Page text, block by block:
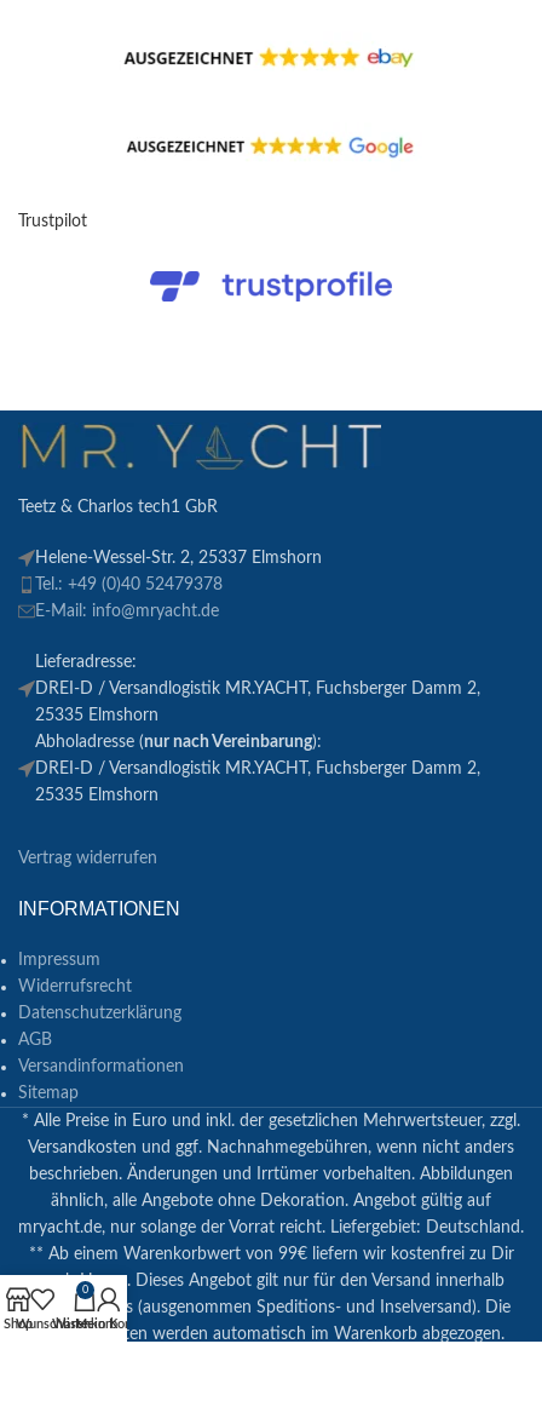
Trustpilot
Teetz & Charlos tech1 GbR
Helene-Wessel-Str. 2, 25337 Elmshorn
Tel.: +49 (0)40 52479378
E-Mail: info@mryacht.de
Lieferadresse:
DREI-D / Versandlogistik MR.YACHT, Fuchsberger Damm 2,
25335 Elmshorn
Abholadresse (nur nach Vereinbarung):
DREI-D / Versandlogistik MR.YACHT, Fuchsberger Damm 2,
25335 Elmshorn
Vertrag widerrufen
INFORMATIONEN
Impressum
Widerrufsrecht
Datenschutzerklärung
AGB
Versandinformationen
Sitemap
* Alle Preise in Euro und inkl. der gesetzlichen Mehrwertsteuer, zzgl.
Versandkosten und ggf. Nachnahmegebühren, wenn nicht anders
beschrieben. Änderungen und Irrtümer vorbehalten. Abbildungen
ähnlich, alle Angebote ohne Dekoration. Angebot gültig auf
mryacht.de, nur solange der Vorrat reicht. Liefergebiet: Deutschland.
** Ab einem Warenkorbwert von 99€ liefern wir kostenfrei zu Dir
nach Hause. Dieses Angebot gilt nur für den Versand innerhalb
Deutschlands (ausgenommen Speditions- und Inselversand). Die
Versandkosten werden automatisch im Warenkorb abgezogen.
Shop
Wunschliste
0
Warenkorb
Mein Konto